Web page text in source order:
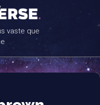
vaste que